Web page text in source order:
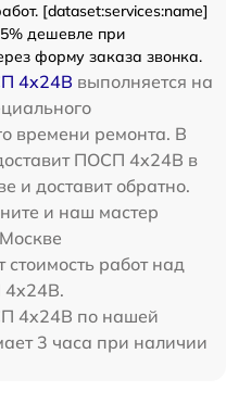
[dataset:services:name]
дешевле при
форму заказа звонка.
4x24B выполняется на
времени ремонта. В
ПОСП 4x24B в
и доставит обратно.
и наш мастер
стоимость работ над
4x24B.
4x24B по нашей
3 часа при наличии